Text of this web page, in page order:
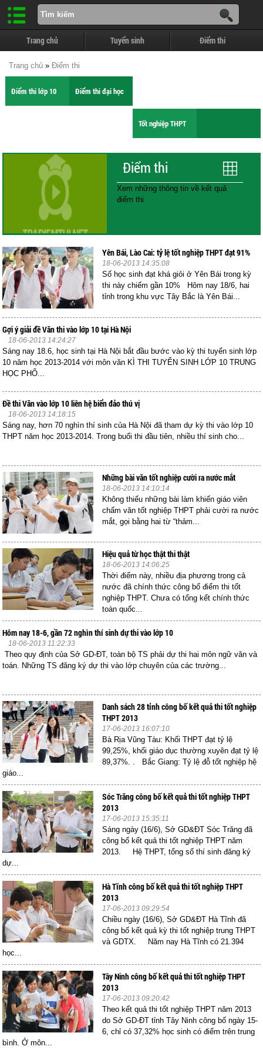
Trang chủ Tuyển sinh Điểm thi
Trang chủ » Điểm thi
Điểm thi lớp 10 Điểm thi đại học
Tốt nghiệp THPT
Điểm thi
Xem những thông tin về kết quả
điểm thi
Yên Bái, Lào Cai: tỷ lệ tốt nghiệp THPT đạt 91%
18-06-2013 14:35:08
Số học sinh đạt khá giỏi ở Yên Bái trong kỳ
thi này chiếm gần 10% Hôm nay 18/6, hai
tỉnh trong khu vực Tây Bắc là Yên Bái...
Gợi ý giải đề Văn thi vào lớp 10 tại Hà Nội
18-06-2013 14:24:27
Sáng nay 18.6, học sinh tại Hà Nội bắt đầu bước vào kỳ thi tuyển sinh lớp
10 năm học 2013-2014 với môn văn KÌ THI TUYỂN SINH LỚP 10 TRUNG
HỌC PHỔ...
Đề thi Văn vào lớp 10 liên hệ biển đảo thú vị
18-06-2013 14:18:15
Sáng nay, hơn 70 nghìn thí sinh của Hà Nội đã tham dự kỳ thi vào lớp 10
THPT năm học 2013-2014. Trong buổi thi đầu tiên, nhiều thí sinh cho...
Những bài văn tốt nghiệp cười ra nước mắt
18-06-2013 14:10:14
Không thiếu những bài làm khiến giáo viên
chấm văn tốt nghiệp THPT phải cười ra nước
mắt, gọi bằng hai từ “thảm...
Hiệu quả từ học thật thi thật
18-06-2013 14:06:25
Thời điểm này, nhiều địa phương trong cả
nước đã chính thức công bố điểm thi tốt
nghiệp THPT. Chưa có tổng kết chính thức
toàn quốc...
Hôm nay 18-6, gần 72 nghìn thí sinh dự thi vào lớp 10
18-06-2013 11:22:33
Theo quy định của Sở GD-ĐT, toàn bộ TS phải dự thi hai môn ngữ văn và
toán. Những TS đăng ký dự thi vào lớp chuyên của các trường...
Danh sách 28 tỉnh công bố kết quả thi tốt nghiệp
THPT 2013
17-06-2013 16:07:10
Bà Rịa Vũng Tàu: Khối THPT đạt tỷ lệ
99,25%, khối giáo dục thường xuyên đạt tỷ lệ
89,37%. . Bắc Giang: Tỷ lệ đỗ tốt nghiệp hệ
giáo...
Sóc Trăng công bố kết quả thi tốt nghiệp THPT
2013
17-06-2013 15:35:11
Sáng ngày (16/6), Sở GD&ĐT Sóc Trăng đã
công bố kết quả thi tốt nghiệp THPT năm
2013. Hệ THPT, tổng số thí sinh đăng ký
dự...
Hà Tĩnh công bố kết quả thi tốt nghiệp THPT
2013
17-06-2013 09:29:54
Chiều ngày (16/6), Sở GD&ĐT Hà Tĩnh đã
công bố kết quả kỳ thi tốt nghiệp trung THPT
và GDTX. Năm nay Hà Tĩnh có 21.394
học...
Tây Ninh công bố kết quả thi tốt nghiệp THPT
2013
17-06-2013 09:20:42
Theo kết quả thi tốt nghiệp THPT năm 2013
do Sở GD-ĐT tỉnh Tây Ninh công bố ngày 15-
6, chỉ có 37,32% học sinh có điểm trên trung
bình. Ở môn...